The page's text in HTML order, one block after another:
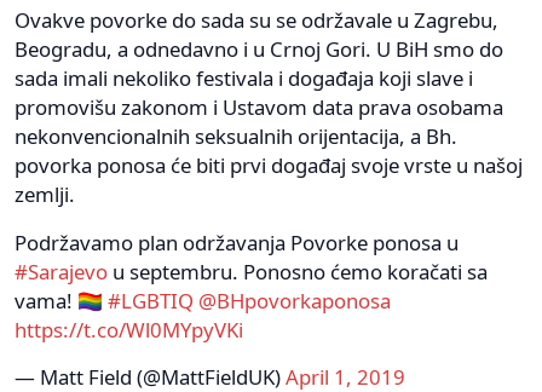
Ovakve povorke do sada su se održavale u Zagrebu,
Beogradu, a odnedavno i u Crnoj Gori. U BiH smo do
sada imali nekoliko festivala i događaja koji slave i
promovišu zakonom i Ustavom data prava osobama
nekonvencionalnih seksualnih orijentacija, a Bh.
povorka ponosa će biti prvi događaj svoje vrste u našoj
zemlji.
Podržavamo plan održavanja Povorke ponosa u
#Sarajevo u septembru. Ponosno ćemo koračati sa
vama! 🏳️‍🌈 #LGBTIQ @BHpovorkaponosa
https://t.co/Wl0MYpyVKi
— Matt Field (@MattFieldUK)April 1, 2019